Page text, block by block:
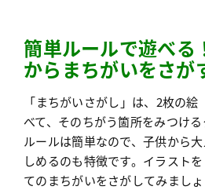
簡単ルールで遊べる
からまちがいをさが
「まちがいさがし」は、2枚の
べて、そのちがう箇所をみつける
ルールは簡単なので、子供から
しめるのも特徴です。イラスト
てのまちがいをさがしてみまし